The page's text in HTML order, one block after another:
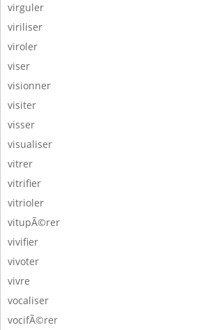
virguler
viriliser
viroler
viser
visionner
visiter
visser
visualiser
vitrer
vitrifier
vitrioler
vitupÃ©rer
vivifier
vivoter
vivre
vocaliser
vocifÃ©rer